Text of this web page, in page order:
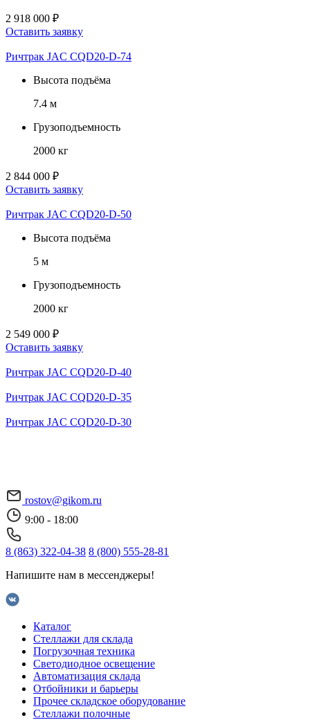
2 918 000 ₽
Оставить заявку
Ричтрак JAC CQD20-D-74
Высота подъёма
7.4 м
Грузоподъемность
2000 кг
2 844 000 ₽
Оставить заявку
Ричтрак JAC CQD20-D-50
Высота подъёма
5 м
Грузоподъемность
2000 кг
2 549 000 ₽
Оставить заявку
Ричтрак JAC CQD20-D-40
Ричтрак JAC CQD20-D-35
Ричтрак JAC CQD20-D-30
rostov@gikom.ru
9:00 - 18:00
8 (863) 322-04-38 8 (800) 555-28-81
Напишите нам в мессенджеры!
Каталог
Стеллажи для склада
Погрузочная техника
Светодиодное освещение
Автоматизация склада
Отбойники и барьеры
Прочее складское оборудование
Стеллажи полочные